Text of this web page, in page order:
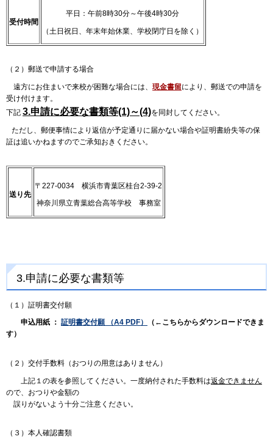
受付時間
平日：午前8時30分～午後4時30分
（土日祝日、年末年始休業、学校閉庁日を除く）
（２）郵送で申請する場合
遠方にお住まいで来校が困難な場合には、 現金書留により、郵送での申請を
受け付けます。
下記 3.申請に必要な書類等(1)～(4)を同封してください。
ただし、郵便事情により返信が予定通りに届かない場合や証明書紛失等の保
証は追いかねますのでご承知おきください。
送り先
〒227-0034 横浜市青葉区桂台2-39-2
神奈川県立青葉総合高等学校 事務室
3.申請に必要な書類等
（１）証明書交付願
申込用紙 ： 証明書交付願 （A4 PDF）
（←こちらからダウンロードできま
す）
（２）交付手数料（おつりの用意はありません）
上記１の表を参照してください。一度納付された手数料は返金できません
ので、おつりや金額の
誤りがないよう十分ご注意ください。
（３）本人確認書類